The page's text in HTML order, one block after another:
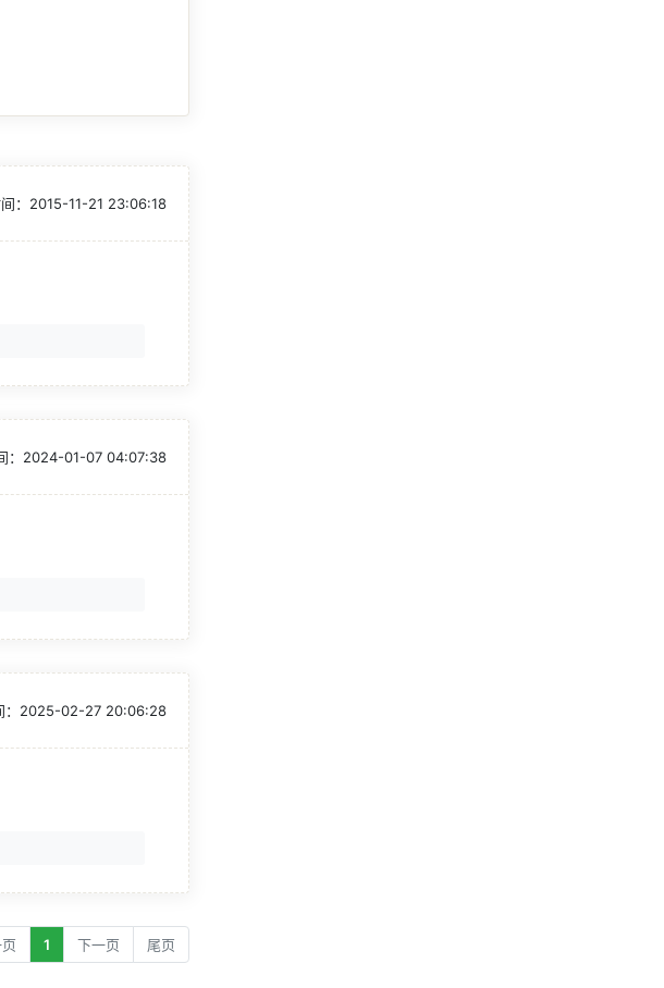
： 2015-11-21 23:06:18
2024-01-07 04:07:38
2025-02-27 20:06:28
页 1 下一页 尾页